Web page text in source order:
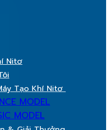
Nitơ
Tạo Khí Nitơ
MODEL
MODEL